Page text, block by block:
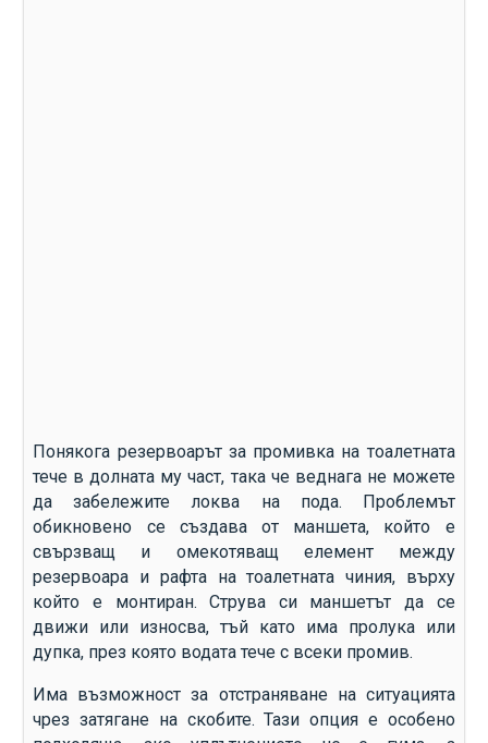
Понякога резервоарът за промивка на тоалетната
тече в долната му част, така че веднага не можете
да забележите локва на пода. Проблемът
обикновено се създава от маншета, който е
свързващ и омекотяващ елемент между
резервоара и рафта на тоалетната чиния, върху
който е монтиран. Струва си маншетът да се
движи или износва, тъй като има пролука или
дупка, през която водата тече с всеки промив.
Има възможност за отстраняване на ситуацията
чрез затягане на скобите. Тази опция е особено